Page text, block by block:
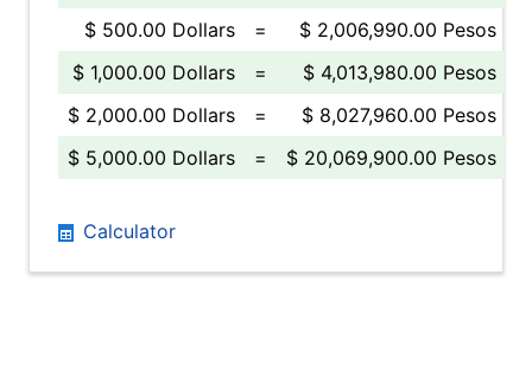
$ 500.00 Dollars
=
$ 2,006,990.00 Pesos
$ 1,000.00 Dollars
=
$ 4,013,980.00 Pesos
$ 2,000.00 Dollars
=
$ 8,027,960.00 Pesos
$ 5,000.00 Dollars
= $ 20,069,900.00 Pesos
Calculator